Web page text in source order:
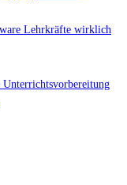
Lehrkräfte wirklich